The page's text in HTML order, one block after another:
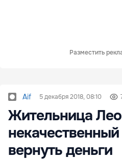
Разместить
Aif 5 декабря 2018, 08:10
Жительница
вернуть деньги